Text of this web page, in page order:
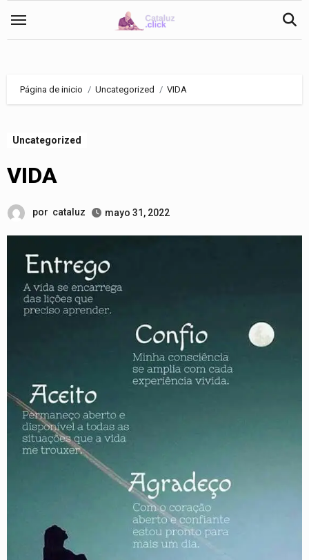
Página de inicio Uncategorized VIDA
Uncategorized
VIDA
por cataluz mayo 31, 2022